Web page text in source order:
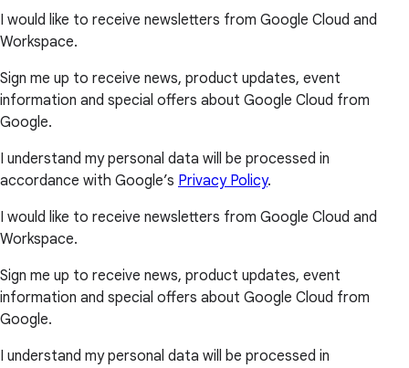
I would like to receive newsletters from Google Cloud and
Workspace.
Sign me up to receive news, product updates, event
information and special offers about Google Cloud from
Google.
I understand my personal data will be processed in
accordance with Google’s Privacy Policy.
I would like to receive newsletters from Google Cloud and
Workspace.
Sign me up to receive news, product updates, event
information and special offers about Google Cloud from
Google.
I understand my personal data will be processed in